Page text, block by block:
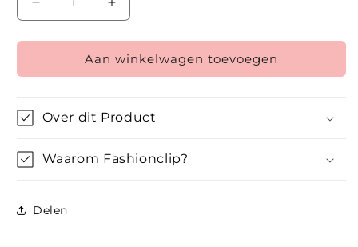
Aantal
verlagen
voor
Barok
Zilver
Aantal
verhogen
voor
De
Barok
Zilver
Aan winkelwagen toevoegen
Over dit Product
Waarom Fashionclip?
Delen